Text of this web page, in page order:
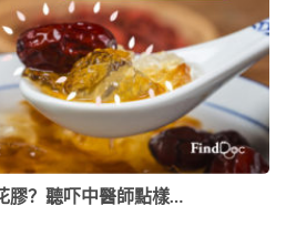
？聽吓中醫師點樣…